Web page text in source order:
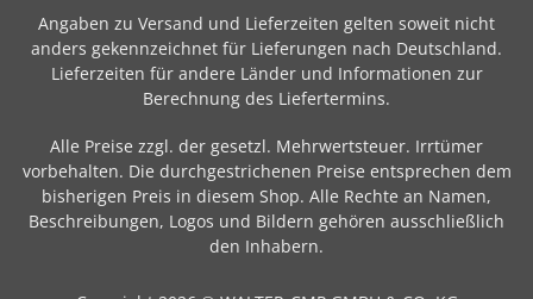
Angaben zu Versand und Lieferzeiten gelten soweit nicht
anders gekennzeichnet für Lieferungen nach Deutschland.
Lieferzeiten für andere Länder und Informationen zur
Berechnung des Liefertermins.
Alle Preise zzgl. der gesetzl. Mehrwertsteuer. Irrtümer
vorbehalten. Die durchgestrichenen Preise entsprechen dem
bisherigen Preis in diesem Shop. Alle Rechte an Namen,
Beschreibungen, Logos und Bildern gehören ausschließlich
den Inhabern.